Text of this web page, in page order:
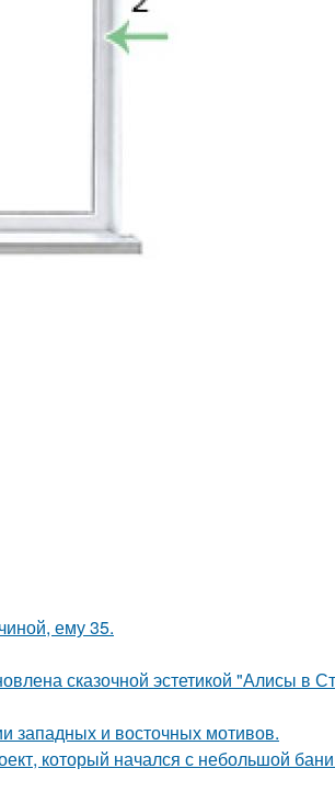
ему 35.
сказочной эстетикой "Алисы в
западных и восточных мотивов.
который начался с небольшой